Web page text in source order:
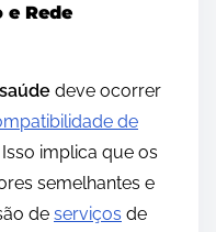
e Rede
deve ocorrer
de
Isso implica que os
semelhantes e
de serviços de